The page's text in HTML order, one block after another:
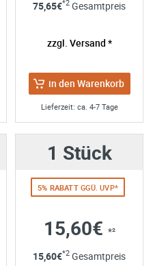
meine Angaben aus dem
meiner Anfrage
Die Daten werden nach
Ihrer Anfrage gelöscht. Sie
jederzeit für die Zukunft per E-
Informationen zum Umgang mit
in unsererDatenschutzerklärung
75,65€*2 Gesamtpreis
zzgl. Versand *
in den Warenkorb
Lieferzeit: ca. 4-7 Tage
1 Stück
5% RABATTGGÜ. UVP*
15,60€ *²
15,60€*2 Gesamtpreis